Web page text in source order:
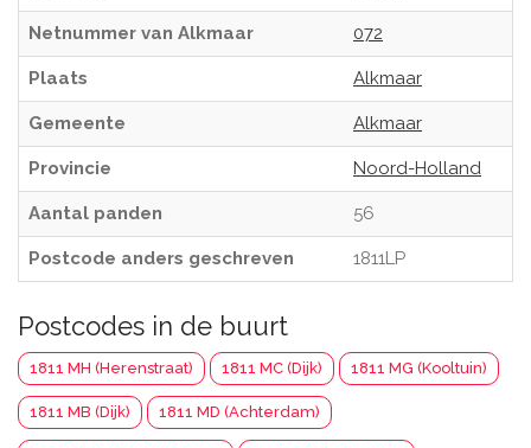
Netnummer van Alkmaar 072
Plaats Alkmaar
Gemeente Alkmaar
Provincie Noord-Holland
Aantal panden 56
Postcode anders geschreven 1811LP
Postcodes in de buurt
1811 MH (Herenstraat) 1811 MC (Dijk) 1811 MG (Kooltuin)
1811 MB (Dijk) 1811 MD (Achterdam)